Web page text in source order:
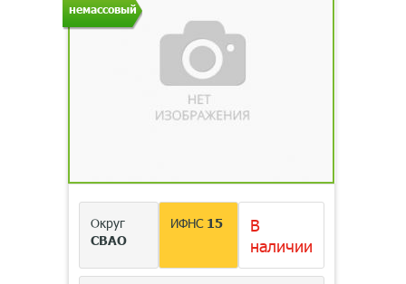
немассовый
Округ
СВАО
ИФНС 15
В
наличии